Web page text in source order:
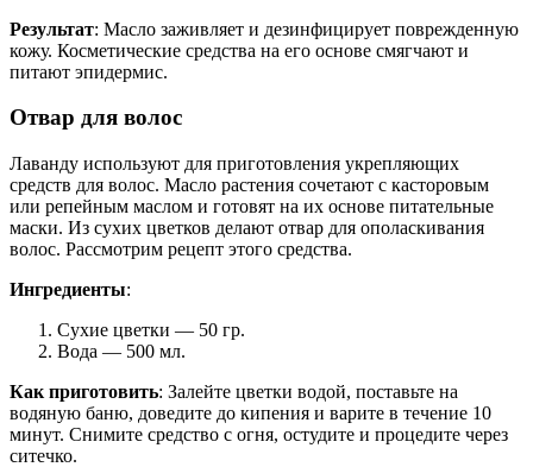
Результат: Масло заживляет и дезинфицирует поврежденную
кожу. Косметические средства на его основе смягчают и
питают эпидермис.
Отвар для волос
Лаванду используют для приготовления укрепляющих
средств для волос. Масло растения сочетают с касторовым
или репейным маслом и готовят на их основе питательные
маски. Из сухих цветков делают отвар для ополаскивания
волос. Рассмотрим рецепт этого средства.
Ингредиенты:
Сухие цветки — 50 гр.
Вода — 500 мл.
Как приготовить: Залейте цветки водой, поставьте на
водяную баню, доведите до кипения и варите в течение 10
минут. Снимите средство с огня, остудите и процедите через
ситечко.